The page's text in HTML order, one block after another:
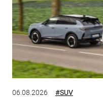
06.08.2026 #SUV